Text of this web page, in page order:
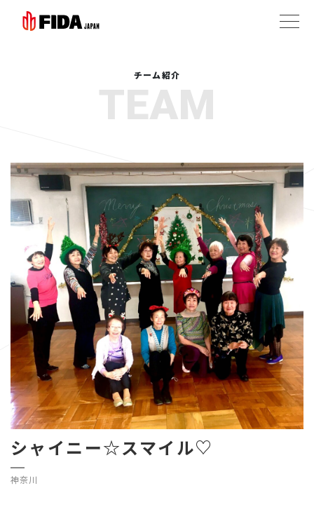
チーム紹介
TEAM
シャイニー☆スマイル♡
神奈川